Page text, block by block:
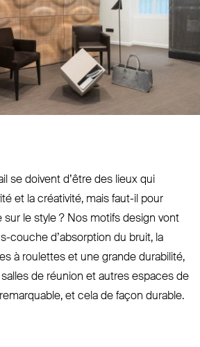
se doivent d’être des lieux qui
et la créativité, mais faut-il pour
sur le style ? Nos motifs design vont
couche d’ab­sorption du bruit, la
à roulettes et une grande durabilité,
de réunion et autres espaces de
et cela de façon durable.